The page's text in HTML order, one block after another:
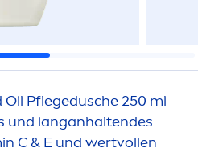
Oil Pflegedusche 250 ml
und langanhaltendes
C & E und wertvollen